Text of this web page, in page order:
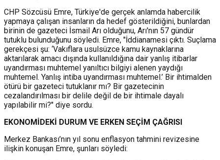
CHP Sözcüsü Emre, Türkiye'de gerçek anlamda habercilik
yapmaya çalışan insanların da hedef gösterildiğini, bunlardan
birinin de gazeteci İsmail Arı olduğunu, Arı'nın 57 gündür
tutuklu bulunduğunu söyledi. Emre, "İddianamesi çıktı. Suçlama
gerekçesi şu: ‘Vakıflara usulsüzce kamu kaynaklarına
aktarılarak amacı dışında kullanıldığına dair yanlış itibarlar
uyandırması muhtemel yanıltıcı bilgiyi alenen yaydığı
muhtemel. Yanlış intiba uyandırması muhtemel.’ Bir ihtimalden
ötürü bir gazeteci tutuklanır mı? Bir gazetecinin
cezalandırılması bir delile değil de bir ihtimale dayalı
yapılabilir mi?" diye sordu.
EKONOMİDEKİ DURUM VE ERKEN SEÇİM ÇAĞRISI
Merkez Bankası’nın yıl sonu enflasyon tahmini revizesine
ilişkin konuşan Emre, şunları söyledi: